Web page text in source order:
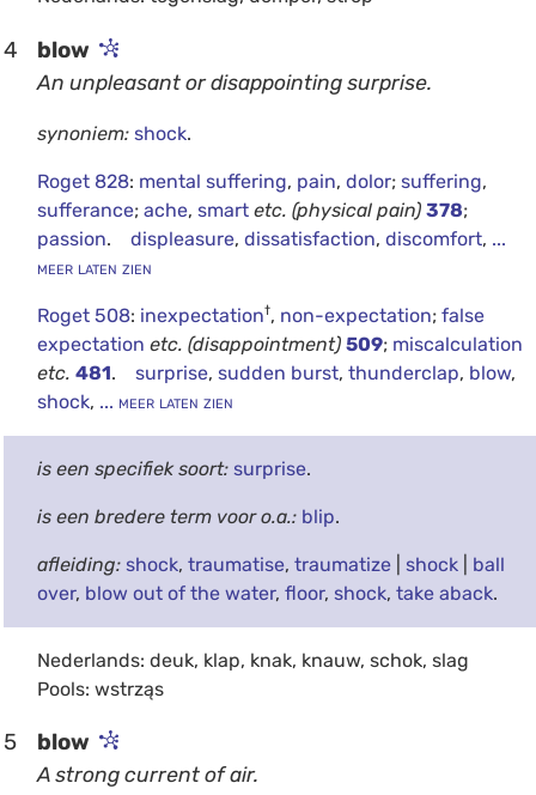
4 blow
An unpleasant or disappointing surprise.
synoniem: shock.
Roget 828: mental suffering, pain, dolor; suffering,
sufferance; ache, smart etc. (physical pain) 378;
passion. displeasure, dissatisfaction, discomfort, ...
meer laten zien
Roget 508: inexpectation†, non-expectation; false
expectation etc. (disappointment) 509; miscalculation
etc. 481. surprise, sudden burst, thunderclap, blow,
shock, ... meer laten zien
is een specifiek soort: surprise.
is een bredere term voor o.a.: blip.
afleiding: shock, traumatise, traumatize| shock| ball
over, blow out of the water, floor, shock, take aback.
Nederlands: deuk, klap, knak, knauw, schok, slag
Pools: wstrząs
5 blow
A strong current of air.